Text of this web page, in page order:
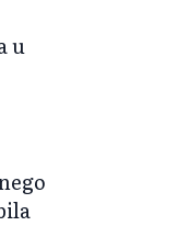
u